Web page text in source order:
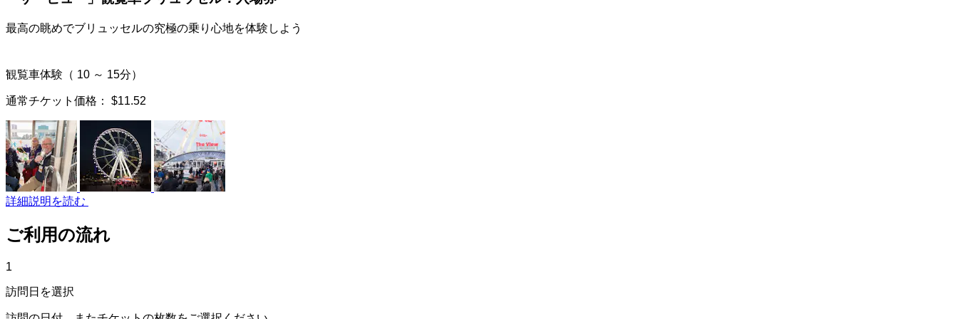
最高の眺めでブリュッセルの究極の乗り心地を体験しよう
観覧車体験（ 10 ～ 15分）
通常チケット価格： $11.52
詳細説明を読む
ご利用の流れ
1
訪問日を選択